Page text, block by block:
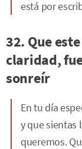
está por
32. Que
claridad,
sonreír
En tu día
y que sientas
queremos.